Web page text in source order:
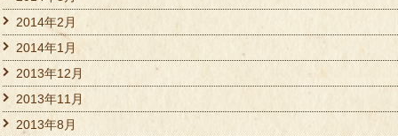
2014年2月
2014年1月
2013年12月
2013年11月
2013年8月